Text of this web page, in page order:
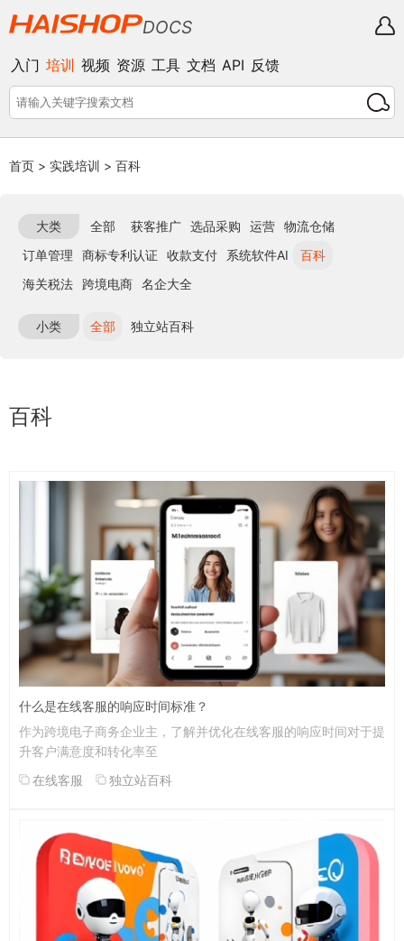
DOCS
入门 培训 视频 资源 工具 文档 API 反馈
首页 > 实践培训 > 百科
大类 全部 获客推广 选品采购 运营 物流仓储
订单管理
商标专利认证 收款支付 系统软件AI
百科
海关税法 跨境电商 名企大全
小类 全部 独立站百科
百科
什么是在线客服的响应时间标准？
作为跨境电子商务企业主，了解并优化在线客服的响应时间对于提
升客户满意度和转化率至
在线客服
独立站百科